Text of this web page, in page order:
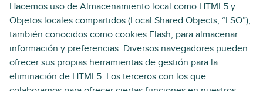
Hacemos uso de Almacenamiento local como HTML5 y
Objetos locales compartidos (Local Shared Objects, “LSO”),
también conocidos como cookies Flash, para almacenar
información y preferencias. Diversos navegadores pueden
ofrecer sus propias herramientas de gestión para la
eliminación de HTML5. Los terceros con los que